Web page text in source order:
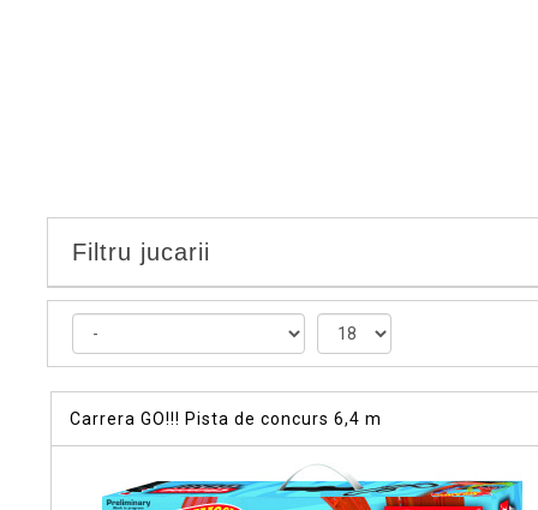
Filtru jucarii
Carrera GO!!! Pista de concurs 6,4 m